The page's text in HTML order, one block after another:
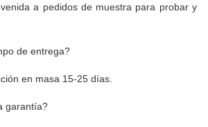
a pedidos de muestra para probar y
de entrega?
en masa 15-25 días.
garantía?